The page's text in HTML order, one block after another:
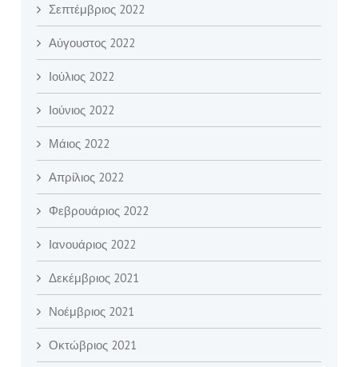
Σεπτέμβριος 2022
Αύγουστος 2022
Ιούλιος 2022
Ιούνιος 2022
Μάιος 2022
Απρίλιος 2022
Φεβρουάριος 2022
Ιανουάριος 2022
Δεκέμβριος 2021
Νοέμβριος 2021
Οκτώβριος 2021